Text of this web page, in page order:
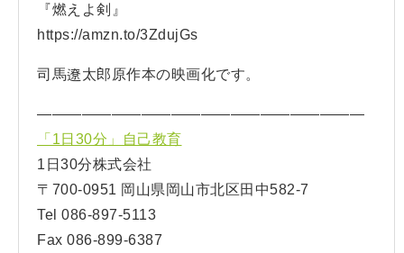
『燃えよ剣』
https://amzn.to/3ZdujGs
司馬遼太郎原作本の映画化です。
——————————————————————
「1日30分」自己教育
1日30分株式会社
〒700-0951 岡山県岡山市北区田中582-7
Tel 086-897-5113
Fax 086-899-6387